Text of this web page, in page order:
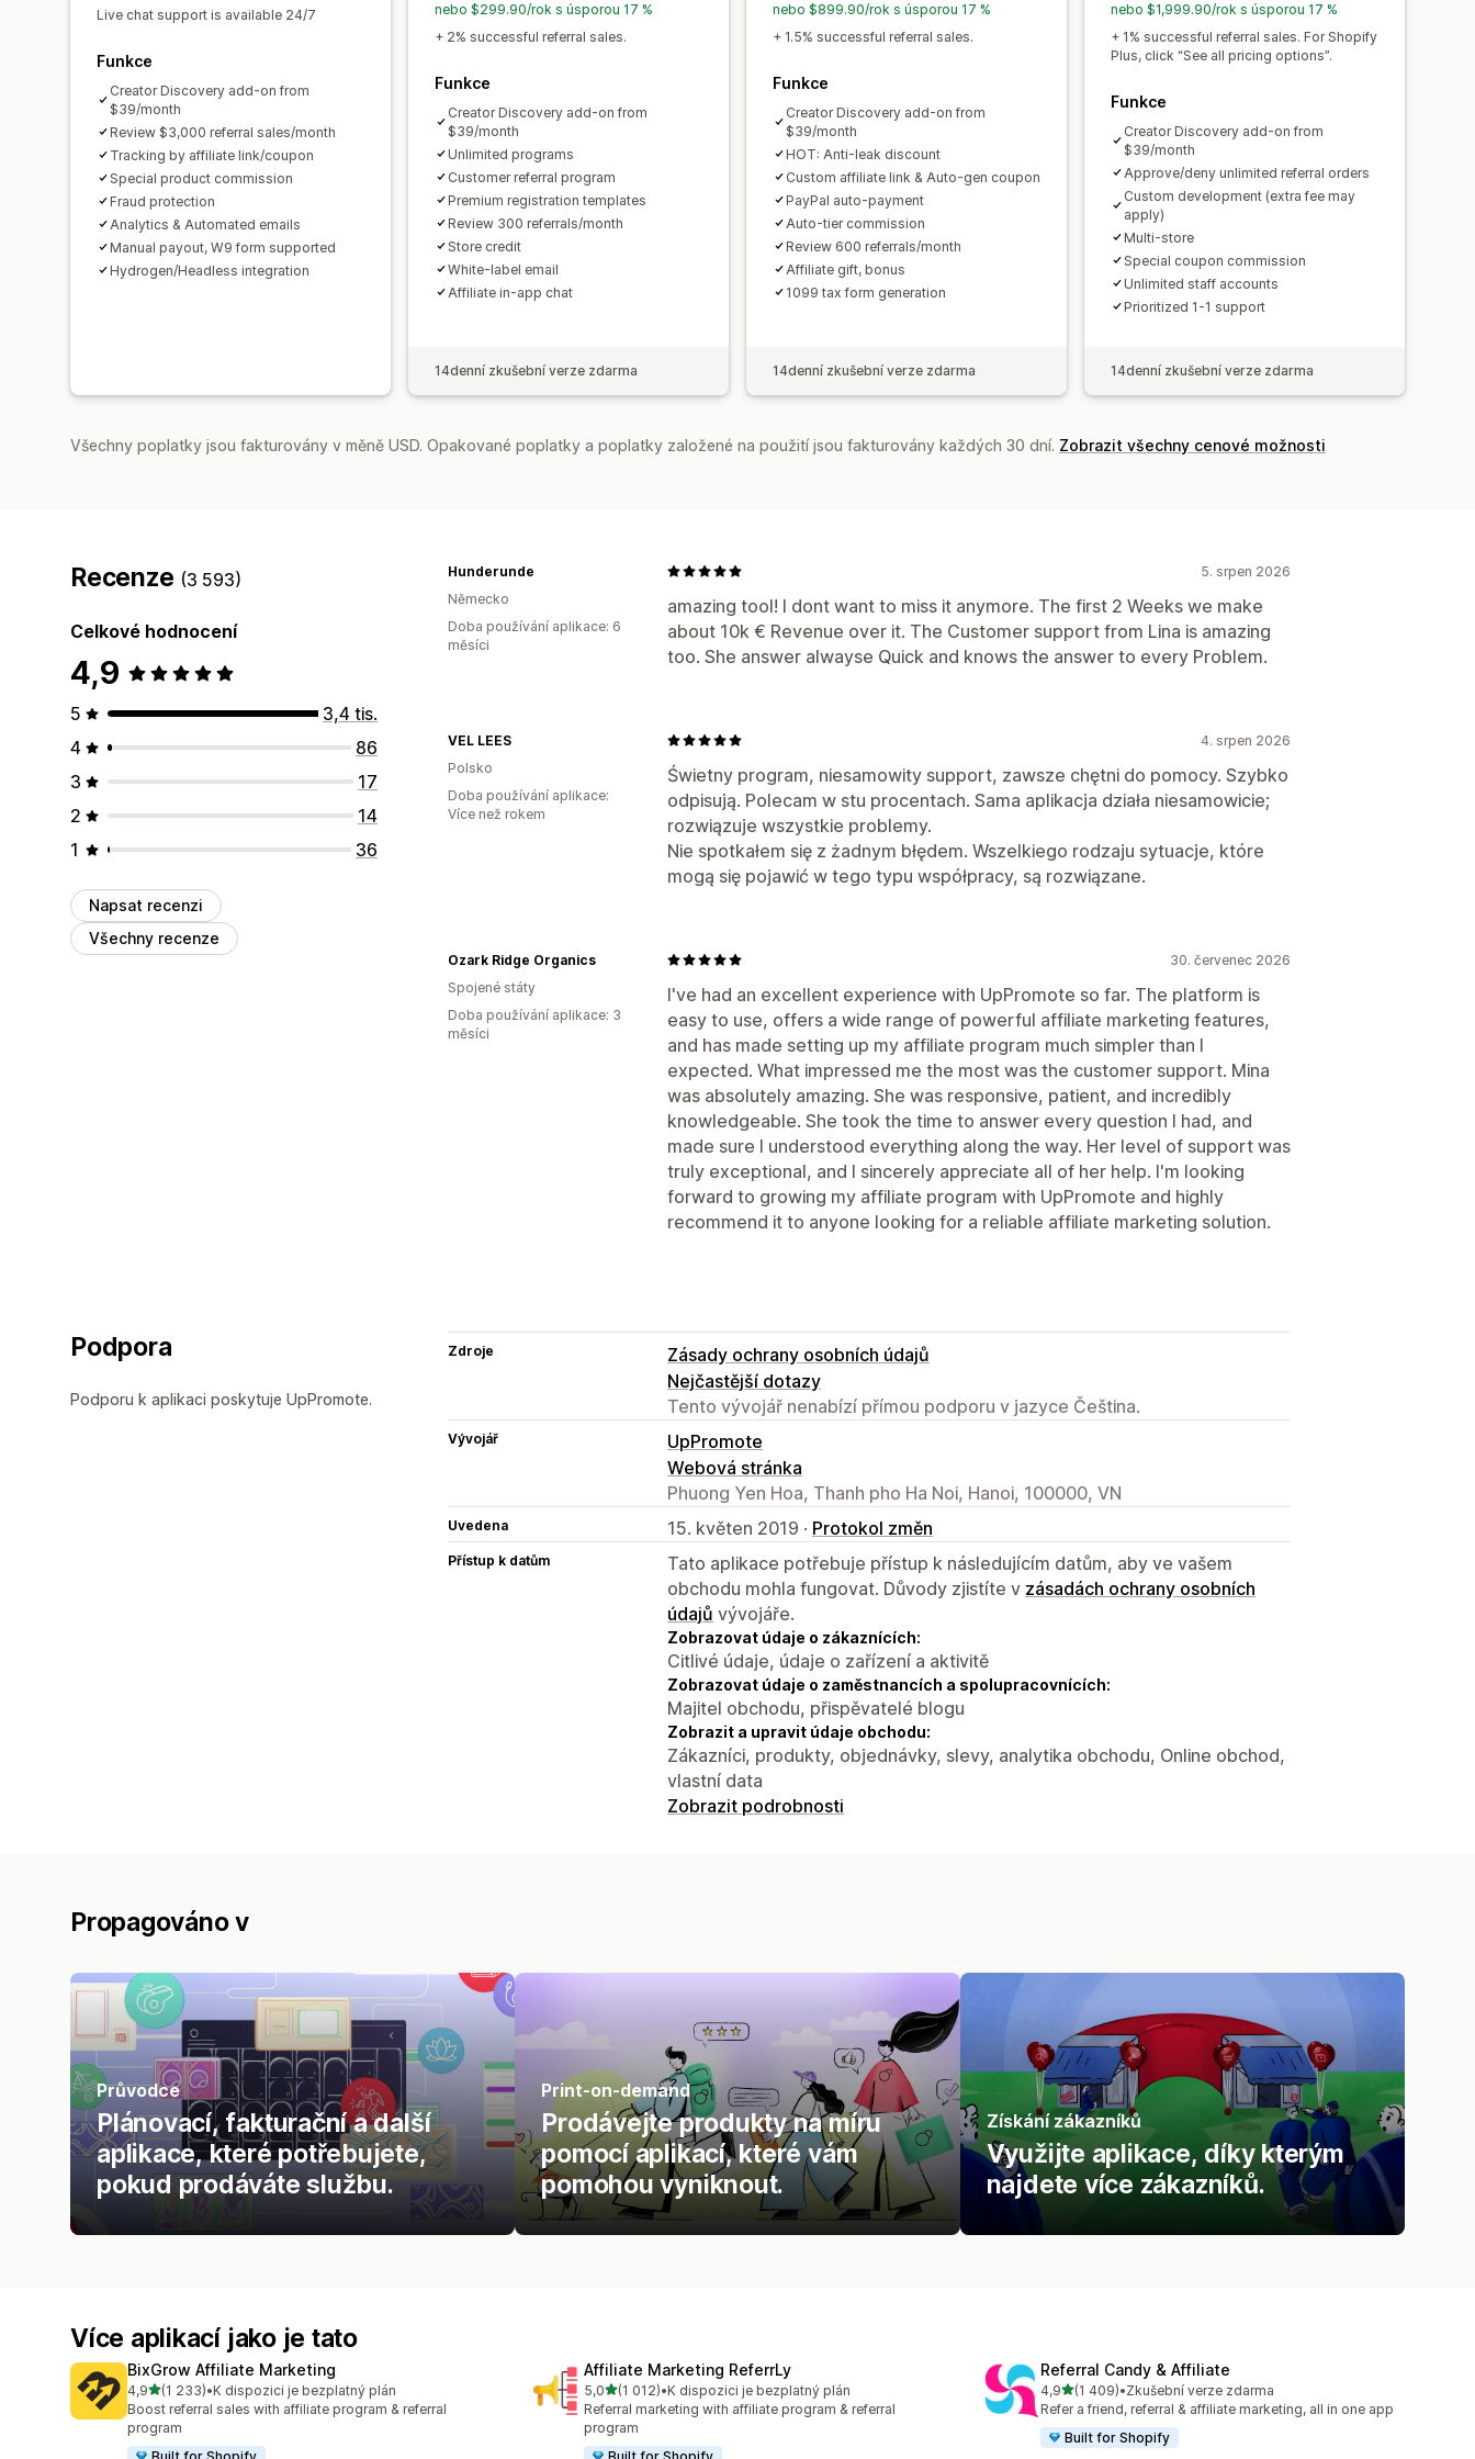
Vlastní doména Vlastní formuláře
Vlastní prosazování značky
Daňové formuláře
Bankovní převody
Automatické platby
Hromadné výplaty Výplaty na karty Naplánované výplaty
Live chat support is available 24/7
Funkce
Creator Discovery add-on from
$39/month
Review $3,000 referral sales/month
Tracking by affiliate link/coupon
Special product commission
Fraud protection
Analytics & Automated emails
Manual payout, W9 form supported
Hydrogen/Headless integration
nebo $299.90/rok s úsporou 17 %
+ 2% successful referral sales.
Funkce
Creator Discovery add-on from
$39/month
Unlimited programs
Customer referral program
Premium registration templates
Review 300 referrals/month
Store credit
White-label email
Affiliate in-app chat
14denní zkušební verze zdarma
nebo $899.90/rok s úsporou 17 %
+ 1.5% successful referral sales.
Funkce
Creator Discovery add-on from
$39/month
HOT: Anti-leak discount
Custom affiliate link & Auto-gen coupon
PayPal auto-payment
Auto-tier commission
Review 600 referrals/month
Affiliate gift, bonus
1099 tax form generation
14denní zkušební verze zdarma
nebo $1,999.90/rok s úsporou 17 %
+ 1% successful referral sales. For Shopify
Plus, click “See all pricing options”.
Funkce
Creator Discovery add-on from
$39/month
Approve/deny unlimited referral orders
Custom development (extra fee may
apply)
Multi-store
Special coupon commission
Unlimited staff accounts
Prioritized 1-1 support
14denní zkušební verze zdarma
Všechny poplatky jsou fakturovány v měně USD. Opakované poplatky a poplatky založené na použití jsou fakturovány každých 30 dní. Zobrazit všechny cenové možnosti
Recenze (3 593)
Celkové hodnocení
4,9
5
3,4 tis.
4
86
3
17
2
14
1
36
Napsat recenzi
Všechny recenze
5. srpen 2026
amazing tool! I dont want to miss it anymore. The first 2 Weeks we make
about 10k € Revenue over it. The Customer support from Lina is amazing
too. She answer alwayse Quick and knows the answer to every Problem.
Hunderunde
Německo
Doba používání aplikace: 6
měsíci
4. srpen 2026
Świetny program, niesamowity support, zawsze chętni do pomocy. Szybko
odpisują. Polecam w stu procentach. Sama aplikacja działa niesamowicie;
rozwiązuje wszystkie problemy.
Nie spotkałem się z żadnym błędem. Wszelkiego rodzaju sytuacje, które
mogą się pojawić w tego typu współpracy, są rozwiązane.
VEL LEES
Polsko
Doba používání aplikace:
Více než rokem
30. červenec 2026
I've had an excellent experience with UpPromote so far. The platform is
easy to use, offers a wide range of powerful affiliate marketing features,
and has made setting up my affiliate program much simpler than I
expected. What impressed me the most was the customer support. Mina
was absolutely amazing. She was responsive, patient, and incredibly
knowledgeable. She took the time to answer every question I had, and
made sure I understood everything along the way. Her level of support was
truly exceptional, and I sincerely appreciate all of her help. I'm looking
forward to growing my affiliate program with UpPromote and highly
recommend it to anyone looking for a reliable affiliate marketing solution.
Ozark Ridge Organics
Spojené státy
Doba používání aplikace: 3
měsíci
Podpora
Podporu k aplikaci poskytuje UpPromote.
Zdroje
Zásady ochrany osobních údajů
Nejčastější dotazy
Tento vývojář nenabízí přímou podporu v jazyce Čeština.
Vývojář
UpPromote
Webová stránka
Phuong Yen Hoa, Thanh pho Ha Noi, Hanoi, 100000, VN
Uvedena 15. květen 2019 · Protokol změn
Přístup k datům
Tato aplikace potřebuje přístup k následujícím datům, aby ve vašem
obchodu mohla fungovat. Důvody zjistíte v zásadách ochrany osobních
údajů vývojáře.
Zobrazovat údaje o zákaznících:
Citlivé údaje, údaje o zařízení a aktivitě
Zobrazovat údaje o zaměstnancích a spolupracovnících:
Majitel obchodu, přispěvatelé blogu
Zobrazit a upravit údaje obchodu:
Zákazníci, produkty, objednávky, slevy, analytika obchodu, Online obchod,
vlastní data
Zobrazit podrobnosti
Propagováno v
Průvodce
Plánovací, fakturační a další
aplikace, které potřebujete,
pokud prodáváte službu.
Print-on-demand
Prodávejte produkty na míru
pomocí aplikací, které vám
pomohou vyniknout.
Získání zákazníků
Využijte aplikace, díky kterým
najdete více zákazníků.
Více aplikací jako je tato
BixGrow Affiliate Marketing
4,9z 5 hvězd
(1 233)
Celkový počet recenzí: 1233
•K dispozici je bezplatný plán
Boost referral sales with affiliate program & referral
program
Affiliate Marketing ReferrLy
5,0z 5 hvězd
(1 012)
Celkový počet recenzí: 1012
•K dispozici je bezplatný plán
Referral marketing with affiliate program & referral
program
Referral Candy & Affiliate
4,9z 5 hvězd
(1 409)
Celkový počet recenzí: 1409
•Zkušební verze zdarma
Refer a friend, referral & affiliate marketing, all in one app
Built for Shopify